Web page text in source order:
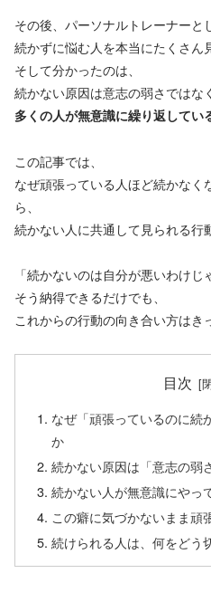
その後、パーソナルトレーナーと
続かずに悩む人を本当にたくさん
そして分かったのは、
続かない原因は意志の弱さではなく
多くの人が無意識に繰り返してい
この記事では、
なぜ頑張っている人ほど続かな
ら、
続かない人に共通して見られる行
「続かないのは自分が悪いわけじ
そう納得できるだけでも、
これからの行動の向き合い方はき
目次
なぜ「頑張っているのに続
か
続かない原因は「意志の弱
続かない人が無意識にやっ
この癖に気づかないまま頑
続けられる人は、何をどう